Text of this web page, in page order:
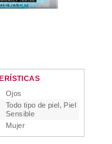
Ojos
Todo tipo de piel, Piel
Sensible
Mujer